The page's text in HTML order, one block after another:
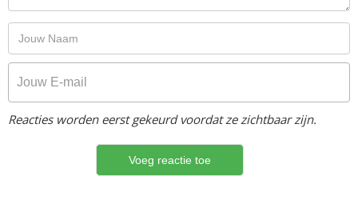
Reacties worden eerst gekeurd voordat ze zichtbaar zijn.